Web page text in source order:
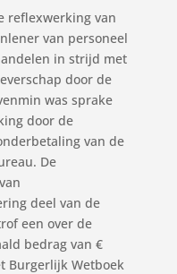
reflexwerking van
van personeel
in strijd met
door de
was sprake
door de
van de
De
deel van de
een over de
bedrag van €
Burgerlijk Wetboek